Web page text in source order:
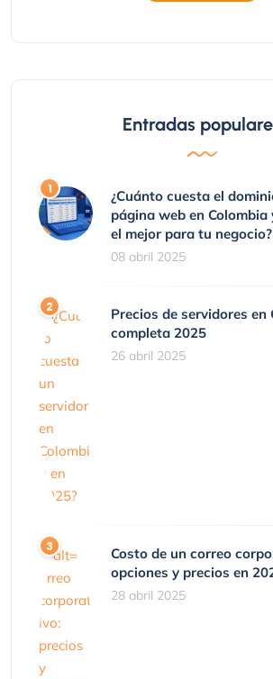
Entradas
¿Cuánto cuesta el
página web en Colombia
el mejor para tu negocio?
08 abril 2025
Precios de servidores en
completa 2025
26 abril 2025
Costo de un correo
opciones y precios en
28 abril 2025